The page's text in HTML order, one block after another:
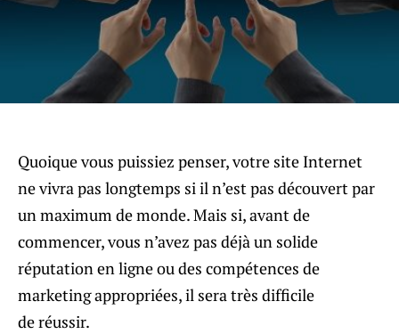
Quoique vous puissiez penser, votre site Internet
ne vivra pas longtemps si il n’est pas découvert par
un maximum de monde. Mais si, avant de
commencer, vous n’avez pas déjà un solide
réputation en ligne ou des compétences de
marketing appropriées, il sera très difficile
de réussir.